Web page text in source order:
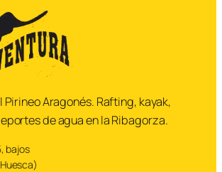
Pirineo Aragonés. Rafting, kayak,
de agua en la Ribagorza.
bajos